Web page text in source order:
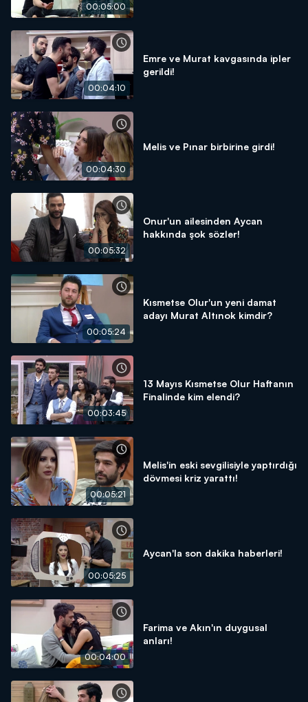
00:05:00
00:04:10
Emre ve Murat kavgasında ipler
gerildi!
00:04:30
Melis ve Pınar birbirine girdi!
00:05:32
Onur'un ailesinden Aycan
hakkında şok sözler!
00:05:24
Kısmetse Olur'un yeni damat
adayı Murat Altınok kimdir?
00:03:45
13 Mayıs Kısmetse Olur Haftanın
Finalinde kim elendi?
00:05:21
Melis'in eski sevgilisiyle yaptırdığı
dövmesi kriz yarattı!
00:05:25
Aycan'la son dakika haberleri!
00:04:00
Farima ve Akın'ın duygusal
anları!